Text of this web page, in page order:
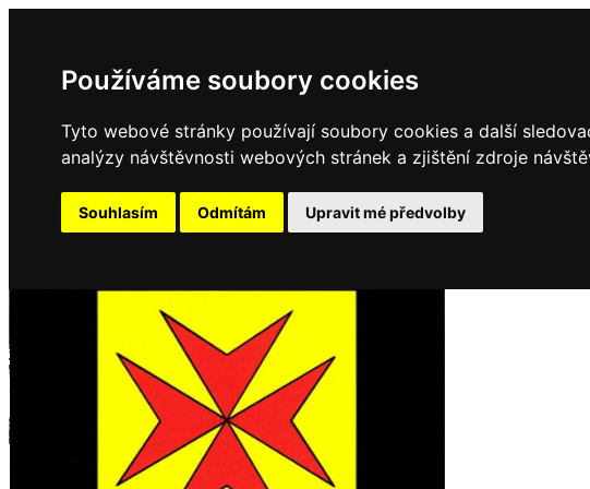
Používáme soubory cookies
Tyto webové stránky používají soubory cookies a další
analýzy návštěvnosti webových stránek a zjištění zdroje
Souhlasím Odmítám Upravit mé předvolby